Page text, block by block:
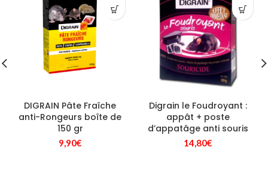
DIGRAIN Pâte Fraîche
anti-Rongeurs boîte de
150 gr
9,90€
Digrain le Foudroyant :
appât + poste
d’appatâge anti souris
14,80€